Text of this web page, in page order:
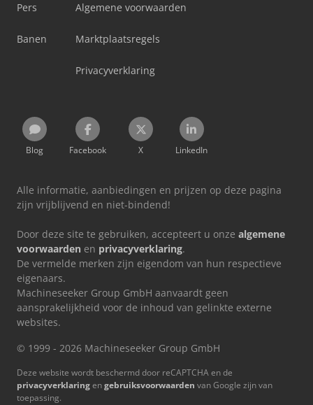
Pers
Banen
Algemene voorwaarden
Marktplaatsregels
Privacyverklaring
Blog Facebook X LinkedIn
Alle informatie, aanbiedingen en prijzen op deze pagina
zijn vrijblijvend en niet-bindend!
Door deze site te gebruiken, accepteert u onze algemene
voorwaarden en privacyverklaring.
De vermelde merken zijn eigendom van hun respectieve
eigenaars.
Machineseeker Group GmbH aanvaardt geen
aansprakelijkheid voor de inhoud van gelinkte externe
websites.
© 1999 - 2026 Machineseeker Group GmbH
Deze website wordt beschermd door reCAPTCHA en de
privacyverklaringengebruiksvoorwaarden van Google zijn van
toepassing.